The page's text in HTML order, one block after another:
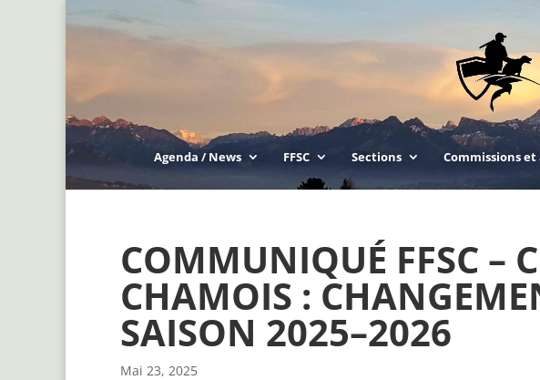
Agenda / News FFSC Sections Commissions
COMMUNIQUÉ FFSC –
CHAMOIS :
SAISON 2025–2026
Mai 23, 2025